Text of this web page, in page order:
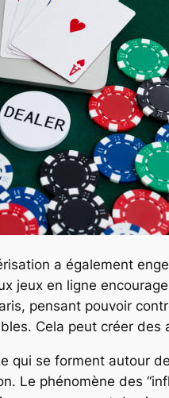
a également
jeux en ligne
pensant pouvoir
Cela peut créer
qui se forment autour
Le phénomène des